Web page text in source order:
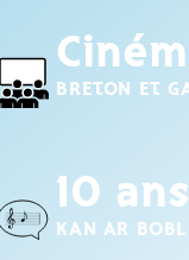
BRETON ET
10 ans
KAN AR BOBL